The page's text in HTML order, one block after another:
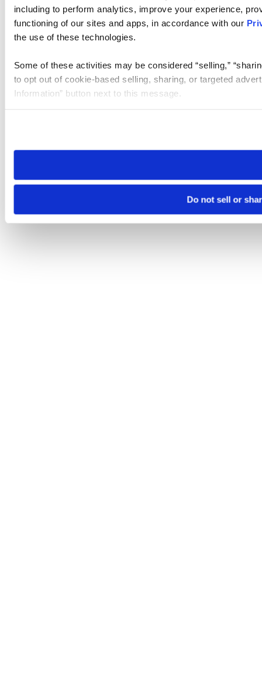
including to perform analytics, improve your experience,
functioning of our sites and apps, in accordance with our
the use of these technologies.
Some of these activities may be considered “selling,”
to opt out of cookie-based selling, sharing, or targeted
Information” button next to this message.
need to be set again.
Do not sell or